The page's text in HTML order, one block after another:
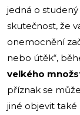
jedná o
skutečnost, že
onemocnění
nebo útěk“,
velkého
příznak se
jiné objevit